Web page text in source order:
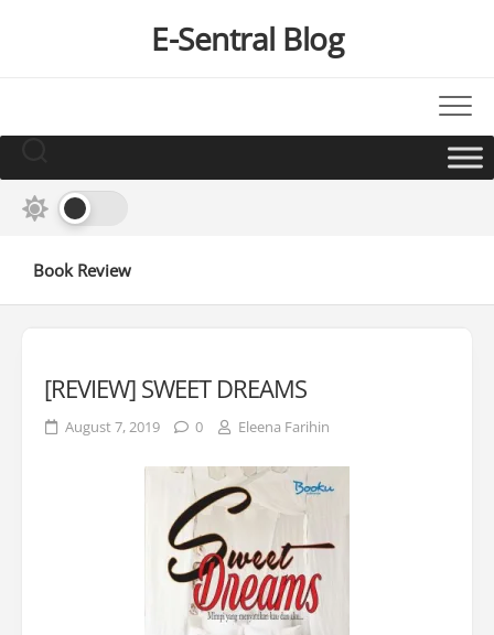
E-Sentral Blog
Book Review
[REVIEW] SWEET DREAMS
August 7, 2019 0 Eleena Farihin